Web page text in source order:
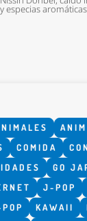
y especias
COMIDA
GO
J-POP
KAWAII